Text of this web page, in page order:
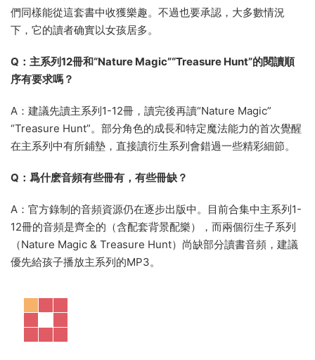
們同樣能從這套書中收獲樂趣。不過也要承認，大多數情況
下，它的讀者确實以女孩居多。
Q：主系列12冊和“Nature Magic”“Treasure Hunt”的閱讀順
序有要求嗎？
A：建議先讀主系列1-12冊，讀完後再讀“Nature Magic”
“Treasure Hunt”。部分角色的成長和特定魔法能力的首次覺醒
在主系列中有所鋪墊，直接讀衍生系列會錯過一些精彩細節。
Q：爲什麽音頻有些冊有，有些冊缺？
A：官方錄制的音頻資源仍在逐步出版中。目前合集中主系列1-
12冊的音頻是齊全的（含配套背景配樂），而兩個衍生子系列
（Nature Magic & Treasure Hunt）尚缺部分讀書音頻，建議
優先給孩子播放主系列的MP3。